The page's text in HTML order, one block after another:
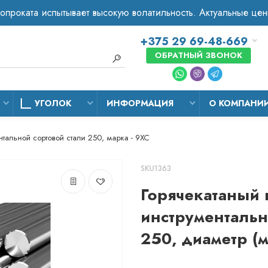
+375 29 69-48-669
ОБРАТНЫЙ ЗВОНОК
УГОЛОК ИНФОРМАЦИЯ О
сортовой стали 250, марка - 9ХС
SKU1363
Горячекатаный
250, диаметр